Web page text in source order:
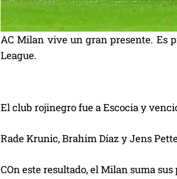
AC Milan vive un gran presente. Es
League.
El club rojinegro fue a Escocia y
Rade Krunic, Brahim Díaz y Jens
COn este resultado, el Milan suma